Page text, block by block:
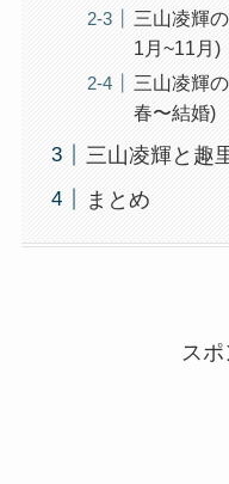
三山凌輝
1月~11月)
三山凌輝
春〜結婚)
三山凌輝と趣
まとめ
ス